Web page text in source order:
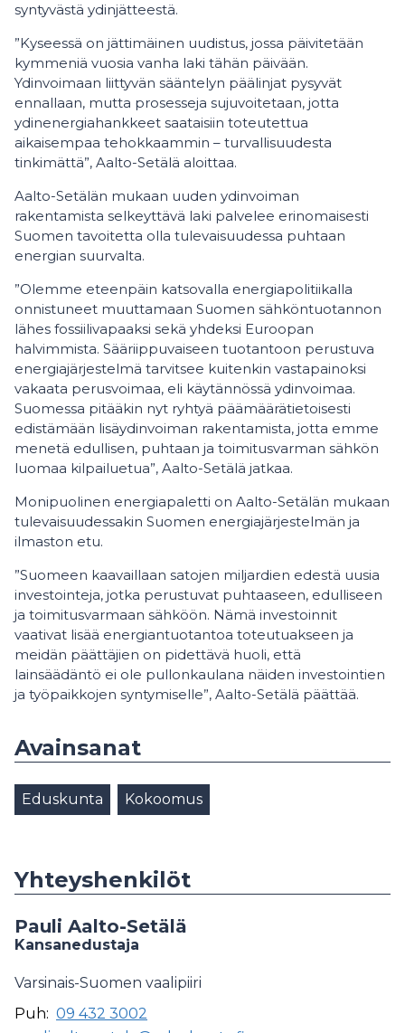
syntyvästä ydinjätteestä.
”Kyseessä on jättimäinen uudistus, jossa päivitetään
kymmeniä vuosia vanha laki tähän päivään.
Ydinvoimaan liittyvän sääntelyn päälinjat pysyvät
ennallaan, mutta prosesseja sujuvoitetaan, jotta
ydinenergiahankkeet saataisiin toteutettua
aikaisempaa tehokkaammin – turvallisuudesta
tinkimättä”, Aalto-Setälä aloittaa.
Aalto-Setälän mukaan uuden ydinvoiman
rakentamista selkeyttävä laki palvelee erinomaisesti
Suomen tavoitetta olla tulevaisuudessa puhtaan
energian suurvalta.
”Olemme eteenpäin katsovalla energiapolitiikalla
onnistuneet muuttamaan Suomen sähköntuotannon
lähes fossiilivapaaksi sekä yhdeksi Euroopan
halvimmista. Sääriippuvaiseen tuotantoon perustuva
energiajärjestelmä tarvitsee kuitenkin vastapainoksi
vakaata perusvoimaa, eli käytännössä ydinvoimaa.
Suomessa pitääkin nyt ryhtyä päämäärätietoisesti
edistämään lisäydinvoiman rakentamista, jotta emme
menetä edullisen, puhtaan ja toimitusvarman sähkön
luomaa kilpailuetua”, Aalto-Setälä jatkaa.
Monipuolinen energiapaletti on Aalto-Setälän mukaan
tulevaisuudessakin Suomen energiajärjestelmän ja
ilmaston etu.
”Suomeen kaavaillaan satojen miljardien edestä uusia
investointeja, jotka perustuvat puhtaaseen, edulliseen
ja toimitusvarmaan sähköön. Nämä investoinnit
vaativat lisää energiantuotantoa toteutuakseen ja
meidän päättäjien on pidettävä huoli, että
lainsäädäntö ei ole pullonkaulana näiden investointien
ja työpaikkojen syntymiselle”, Aalto-Setälä päättää.
Avainsanat
Eduskunta Kokoomus
Yhteyshenkilöt
Pauli Aalto-Setälä
Kansanedustaja
Varsinais-Suomen vaalipiiri
Puh: 09 432 3002